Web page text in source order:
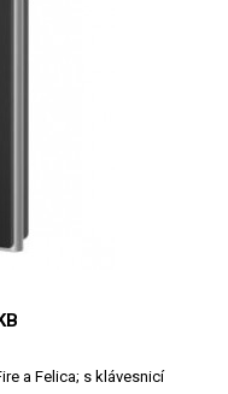
a Felica; s klávesnicí